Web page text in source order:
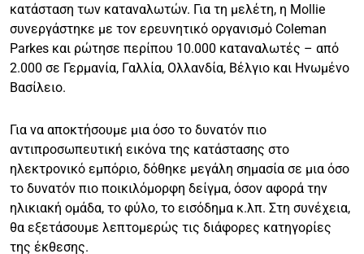
κατάσταση των καταναλωτών. Για τη μελέτη, η Mollie
συνεργάστηκε με τον ερευνητικό οργανισμό Coleman
Parkes και ρώτησε περίπου 10.000 καταναλωτές – από
2.000 σε Γερμανία, Γαλλία, Ολλανδία, Βέλγιο και Ηνωμένο
Βασίλειο.
Για να αποκτήσουμε μια όσο το δυνατόν πιο
αντιπροσωπευτική εικόνα της κατάστασης στο
ηλεκτρονικό εμπόριο, δόθηκε μεγάλη σημασία σε μια όσο
το δυνατόν πιο ποικιλόμορφη δείγμα, όσον αφορά την
ηλικιακή ομάδα, το φύλο, το εισόδημα κ.λπ. Στη συνέχεια,
θα εξετάσουμε λεπτομερώς τις διάφορες κατηγορίες
της έκθεσης.